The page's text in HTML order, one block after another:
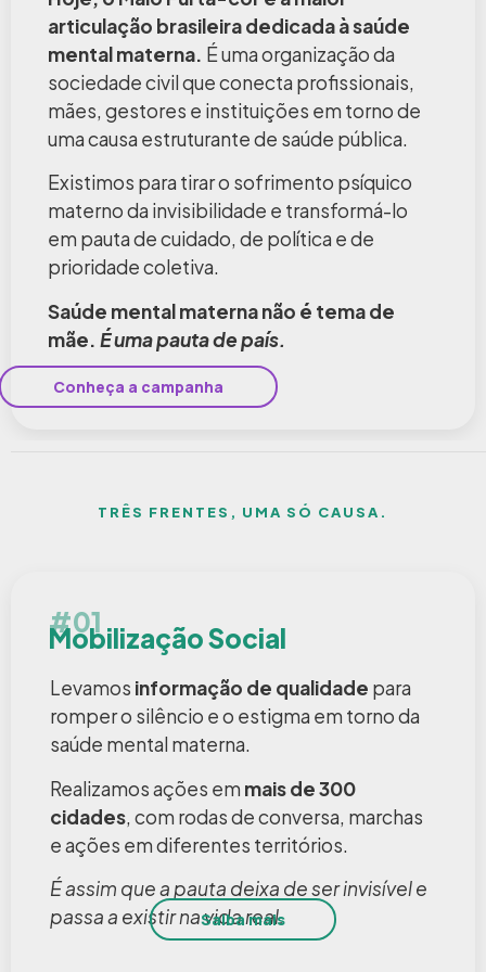
articulação brasileira dedicada à saúde
mental materna. É uma organização da
sociedade civil que conecta profissionais,
mães, gestores e instituições em torno de
uma causa estruturante de saúde pública.
Existimos para tirar o sofrimento psíquico
materno da invisibilidade e transformá-lo
em pauta de cuidado, de política e de
prioridade coletiva.
Saúde mental materna não é tema de
mãe. É uma pauta de país.
Conheça a campanha
TRÊS FRENTES, UMA SÓ CAUSA.
#01
Mobilização Social
Levamos informação de qualidade para
romper o silêncio e o estigma em torno da
saúde mental materna.
Realizamos ações em mais de 300
cidades, com rodas de conversa, marchas
e ações em diferentes territórios.
É assim que a pauta deixa de ser invisível e
passa a existir na vida real.
Saiba mais